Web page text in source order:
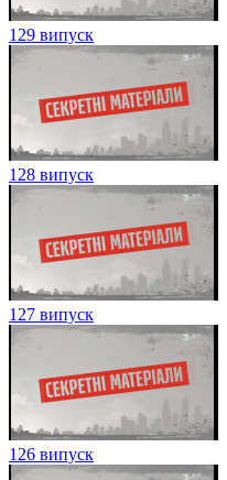
129 випуск
128 випуск
127 випуск
126 випуск